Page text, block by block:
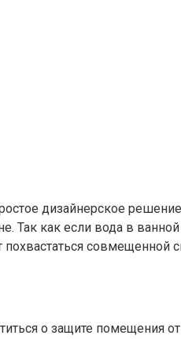
дизайнерское
Так как если вода в ванной
совмещенной
о защите помещения